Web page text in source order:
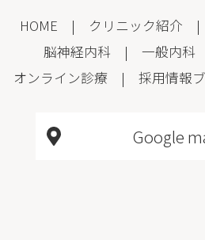
HOME | クリニック紹介 |
脳神経内科 | 一般内科
オンライン診療 | 採用情報
Google